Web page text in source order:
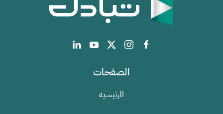
الصفحات
الرئيسية